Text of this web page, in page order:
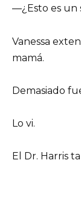
—¿Esto es un
Vanessa
mamá.
Demasiado
Lo vi.
El Dr. Harris